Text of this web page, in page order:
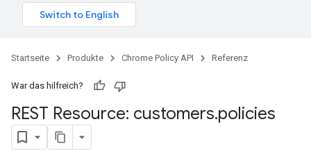
Startseite Produkte Chrome Policy API Referenz
War das hilfreich?
REST Resource: customers.policies